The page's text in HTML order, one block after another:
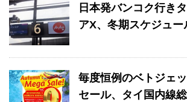
日本発バンコク行き
アX、冬期スケジュー
毎度恒例のベトジェ
セール、タイ国内線